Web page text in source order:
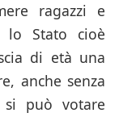
ragazzi e
lo Stato cioè
di età una
anche senza
si può votare